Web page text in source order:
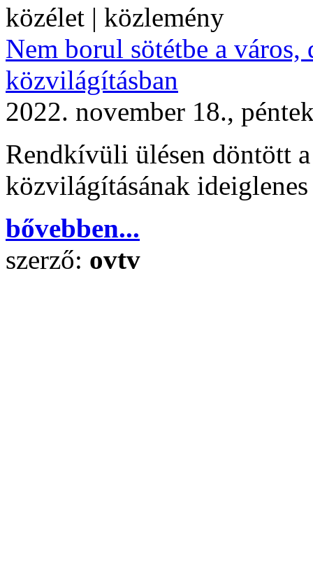
közélet | közlemény
Nem borul sötétbe a város,
közvilágításban
2022. november 18.,
Rendkívüli ülésen döntött
közvilágításának
bővebben...
szerző: ovtv